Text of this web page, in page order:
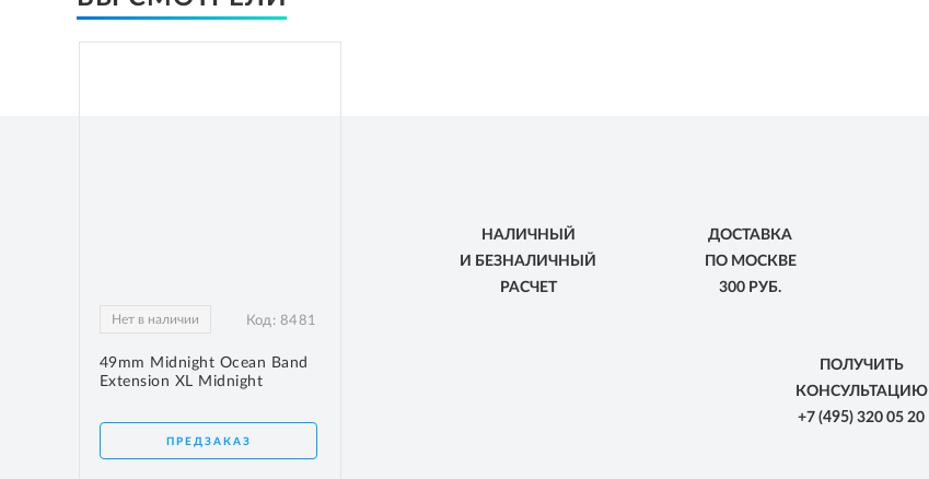
Нет в наличии Код: 8481
49mm Midnight Ocean Band
Extension XL Midnight
ПРЕДЗАКАЗ
НАЛИЧНЫЙ
И БЕЗНАЛИЧНЫЙ
РАСЧЕТ
ДОСТАВКА
ПО МОСКВЕ
300 РУБ.
ПОЛУЧИТЬ
КОНСУЛЬТАЦИЮ
+7 (495) 320 05 20